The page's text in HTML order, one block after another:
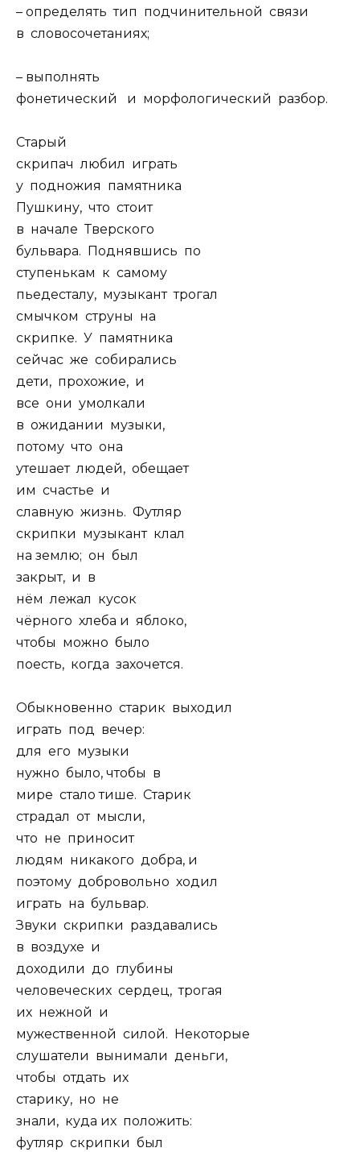
– определять тип подчинительной связи
в словосочетаниях;
– выполнять
фонетический и морфологический разбор.
Старый
скрипач любил играть
у подножия памятника
Пушкину, что стоит
в начале Тверского
бульвара. Поднявшись по
ступенькам к самому
пьедесталу, музыкант трогал
смычком струны на
скрипке. У памятника
сейчас же собирались
дети, прохожие, и
все они умолкали
в ожидании музыки,
потому что она
утешает людей, обещает
им счастье и
славную жизнь. Футляр
скрипки музыкант клал
на землю; он был
закрыт, и в
нём лежал кусок
чёрного хлеба и яблоко,
чтобы можно было
поесть, когда захочется.
Обыкновенно старик выходил
играть под вечер:
для его музыки
нужно было, чтобы в
мире стало тише. Старик
страдал от мысли,
что не приносит
людям никакого добра, и
поэтому добровольно ходил
играть на бульвар.
Звуки скрипки раздавались
в воздухе и
доходили до глубины
человеческих сердец, трогая
их нежной и
мужественной силой. Некоторые
слушатели вынимали деньги,
чтобы отдать их
старику, но не
знали, куда их положить:
футляр скрипки был